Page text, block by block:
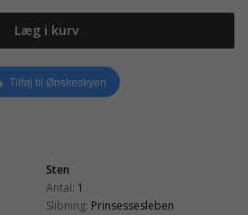
Læg i kurv
Tilføj til Ønskeskyen
Sten
Antal: 1
Slibning: Prinsessesleben